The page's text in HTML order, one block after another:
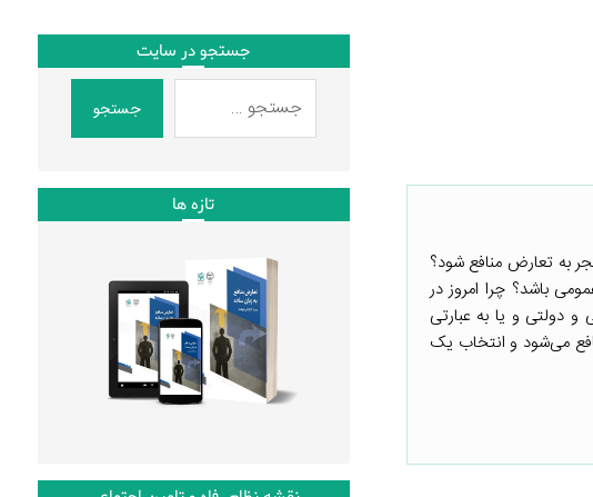
به تعارض منافع شود؟
باشد؟ چرا امروز در
و یا به عبارتی
می‌شود و انتخاب یک
جستجو در سایت
جستجو
تازه ها